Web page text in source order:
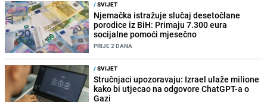
/SVIJET
Njemačka istražuje slučaj desetočlane
porodice iz BiH: Primaju 7.300 eura
socijalne pomoći mjesečno
PRIJE 2 DANA
/SVIJET
Stručnjaci upozoravaju: Izrael ulaže milione
kako bi utjecao na odgovore ChatGPT-a o
Gazi